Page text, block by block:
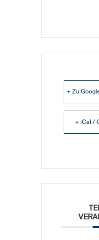
+ Zu
+ iCal /